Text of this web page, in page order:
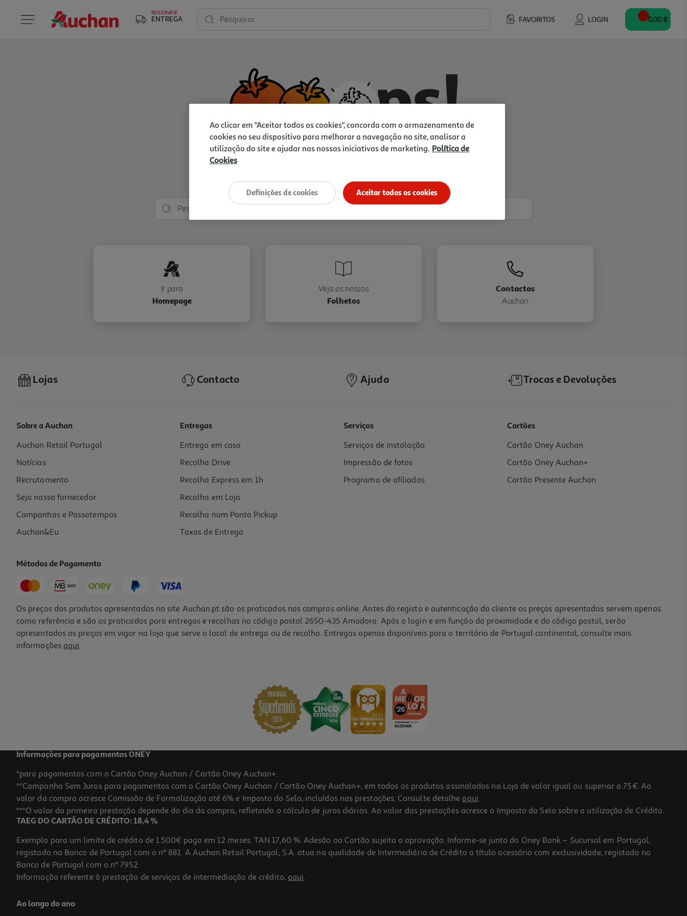
RESERVAR
ENTREGA FAVORITOS LOGIN
Pesquisar 0,00 €
Vamos tentar de novo?
Ir para
Homepage
Veja os nossos
Folhetos
Contactos
Auchan
Lojas Contacto Ajuda Trocas e Devoluções
Sobre a Auchan
Auchan Retail Portugal
Notícias
Recrutamento
Seja nosso fornecedor
Campanhas e Passatempos
Auchan&Eu
Entregas
Entrega em casa
Recolha Drive
Recolha Express em 1h
Recolha em Loja
Recolha num Ponto Pickup
Taxas de Entrega
Serviços
Serviços de instalação
Impressão de fotos
Programa de afiliados
Cartões
Cartão Oney Auchan
Cartão Oney Auchan+
Cartão Presente Auchan
Métodos de Pagamento
Os preços dos produtos apresentados no site Auchan.pt são os praticados nas compras online. Antes do registo e autenticação do cliente os preços apresentados servem apenas
como referência e são os praticados para entregas e recolhas no código postal 2650-435 Amadora. Após o login e em função da proximidade e do código postal, serão
apresentados os preços em vigor na loja que serve o local de entrega ou de recolha. Entregas apenas disponíveis para o território de Portugal continental, consulte mais
informações aqui.
Informações para pagamentos ONEY
*para pagamentos com o Cartão Oney Auchan / Cartão Oney Auchan+.
**Campanha Sem Juros para pagamentos com o Cartão Oney Auchan / Cartão Oney Auchan+, em todos os produtos assinalados na Loja de valor igual ou superior a 75€. Ao
valor da compra acresce Comissão de Formalização até 6% e Imposto do Selo, incluídos nas prestações. Consulte detalhe aqui.
***O valor da primeira prestação depende do dia da compra, refletindo o cálculo de juros diários. Ao valor das prestações acresce o Imposto do Selo sobre a utilização de Crédito.
TAEG DO CARTÃO DE CRÉDITO: 18,4 %
Exemplo para um limite de crédito de 1.500€ pago em 12 meses. TAN 17,60 %. Adesão ao Cartão sujeita a aprovação. Informe-se junto do Oney Bank – Sucursal em Portugal,
registado no Banco de Portugal com o nº 881. A Auchan Retail Portugal, S.A. atua na qualidade de Intermediário de Crédito a título acessório com exclusividade, registado no
Banco de Portugal com o nº 7952.
Informação referente à prestação de serviços de intermediação de crédito, aqui.
Ao longo do ano
Ao clicar em "Aceitar todos os cookies", concorda com o armazenamento de
cookies no seu dispositivo para melhorar a navegação no site, analisar a
utilização do site e ajudar nas nossas iniciativas de marketing. Política de
Cookies
Aceitar todos os cookies
Definições de cookies